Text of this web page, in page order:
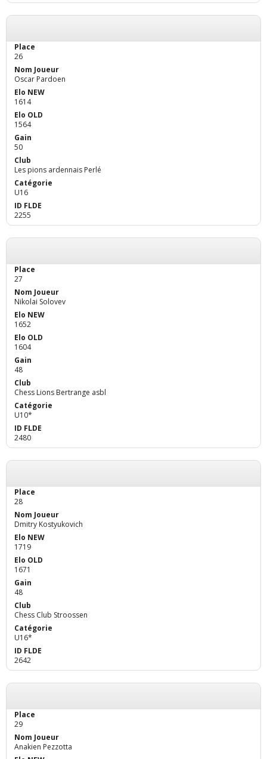
26
Oscar Pardoen
1614
1564
50
Les pions ardennais Perlé
U16
2255
27
Nikolai Solovev
1652
1604
48
Chess Lions Bertrange asbl
U10*
2480
28
Dmitry Kostyukovich
1719
1671
48
Chess Club Stroossen
U16*
2642
29
Anakien Pezzotta